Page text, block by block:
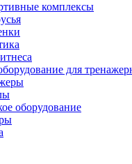
комплексы
для
оборудование